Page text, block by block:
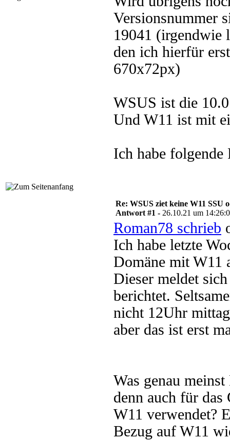
Versionsnummer
19041 (irgendwie
den ich hierfür
670x72px)
WSUS ist die
Und W11 ist mit
Ich habe
Re: WSUS ziet keine W11 SSU
Antwort #1 - 26.10.21 um
Roman78 schrieb
Ich habe letzte
Domäne mit W11
Dieser meldet
berichtet.
nicht 12Uhr
aber das ist erst
Was genau
denn auch für
W11 verwendet?
Bezug auf W11